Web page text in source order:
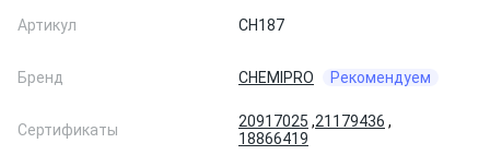
Артикул
CH187
Бренд CHEMIPRO Рекомендуем
Сертификаты 20917025 ,21179436 ,
18866419